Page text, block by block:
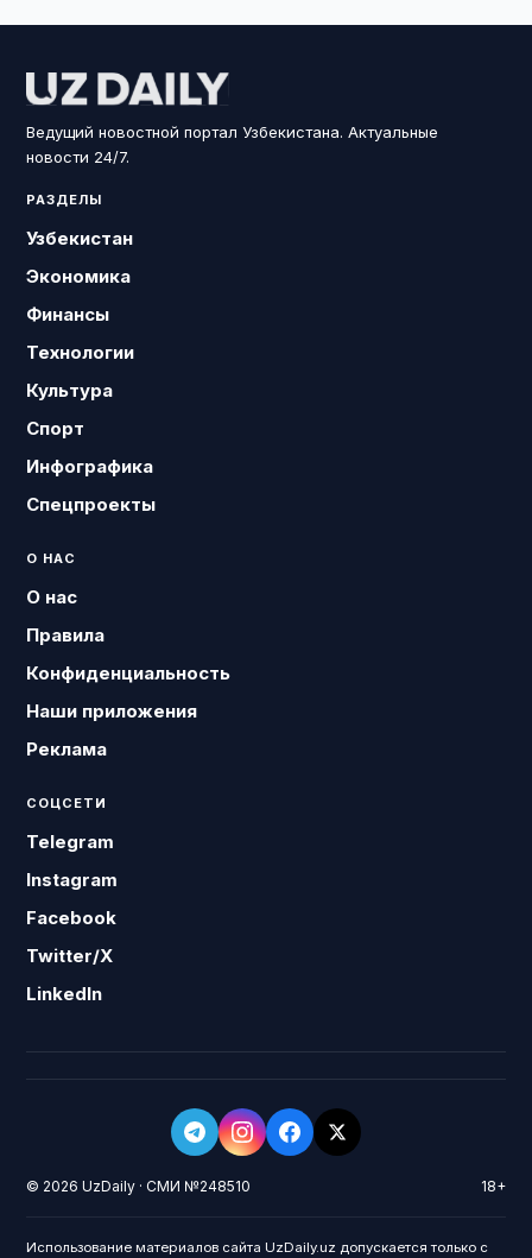
Ведущий новостной портал Узбекистана. Актуальные
новости 24/7.
РАЗДЕЛЫ
Узбекистан
Экономика
Финансы
Технологии
Культура
Спорт
Инфографика
Спецпроекты
О НАС
О нас
Правила
Конфиденциальность
Наши приложения
Реклама
СОЦСЕТИ
Telegram
Instagram
Facebook
Twitter/X
LinkedIn
© 2026 UzDaily · СМИ №248510 18+
Использование материалов сайта UzDaily.uz допускается только с